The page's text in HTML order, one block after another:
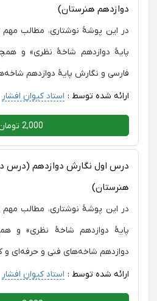
رو راهنمایی کرده باشم، امیدوارم
محمودی، تجریش
دوازدهم هنرستان)
در این پوشهٔ نوشتاری، مطالب
پایهٔ دوازدهم شاخهٔ نظری» و
فارسی و نگارش پایهٔ دوازدهم
ارائه شده توسط : استاد کیوان افشار
2,000 تومان
درس اول نگارش دوازدهم (درس
هنرستان)
در این پوشهٔ نوشتاری، مطالب
پایهٔ دوازدهم شاخهٔ نظری» و
دوازدهم شاخه‌های فنی و حرفه‌ای و
ارائه شده توسط : استاد کیوان افشار